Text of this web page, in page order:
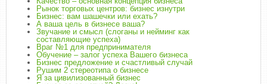
Рынок торговых центров: бизнес изнутри
Бизнес: вам шашечки или ехать?
А ваша цель в бизнесе ваша?
Звучание и смысл (слоганы и нейминг как
составляющие успеха)
Враг №1 для предпринимателя
Обучение – залог успеха Вашего бизнеса
Бизнес предложение и счастливый случай
Рушим 2 стереотипа о бизнесе
Я за цивилизованный бизнес